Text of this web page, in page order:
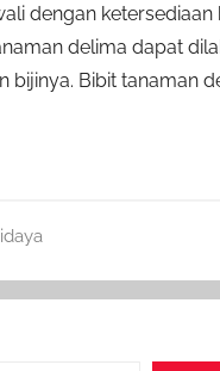
dengan ketersediaan
delima dapat
bijinya. Bibit tanaman